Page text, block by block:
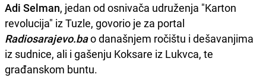
Adi Selman, jedan od osnivača udruženja "Karton
revolucija" iz Tuzle, govorio je za portal
Radiosarajevo.bao današnjem ročištu i dešavanjima
iz sudnice, ali i gašenju Koksare iz Lukvca, te
građanskom buntu.